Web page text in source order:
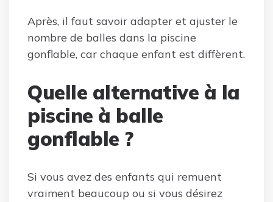
Après, il faut savoir adapter et ajuster le
nombre de balles dans la piscine
gonflable, car chaque enfant est diffèrent.
Quelle alternative à la
piscine à balle
gonflable ?
Si vous avez des enfants qui remuent
vraiment beaucoup ou si vous désirez